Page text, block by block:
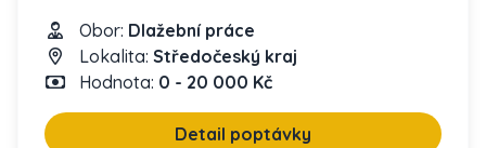
Obor: Dlažební práce
Lokalita: Středočeský kraj
Hodnota: 0 - 20 000 Kč
Detail poptávky